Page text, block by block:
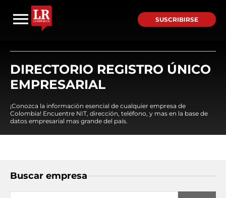
SUSCRIBIRSE
DIRECTORIO REGISTRO ÚNICO
EMPRESARIAL
¡Conozca la información esencial de cualquier empresa de
Colombia! Encuentre NIT, dirección, teléfono, y mas en la base de
datos empresarial mas grande del país.
Buscar empresa